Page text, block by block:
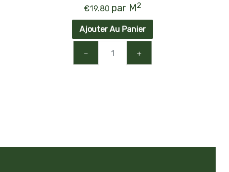
€19.80 par M2
Ajouter Au Panier
－ ＋